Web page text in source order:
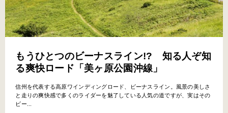
もうひとつのビーナスライン!? 知る人ぞ知
る爽快ロード「美ヶ原公園沖線」
信州を代表する高原ワインディングロード、ビーナスライン。風景の美しさ
と走りの爽快感で多くのライダーを魅了している人気の道ですが、実はその
ビー...